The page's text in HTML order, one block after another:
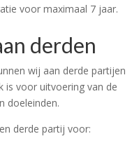
voor maximaal 7 jaar.
derden
wij aan derde partijen
is voor uitvoering van de
doeleinden.
derde partij voor: